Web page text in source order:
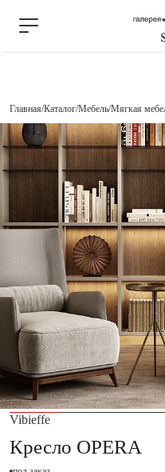
Главная Каталог Мебель Мягкая
Vibieffe
Кресло OPERA